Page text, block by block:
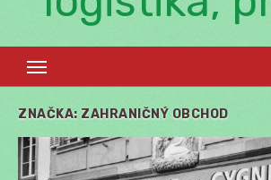
ZNAČKA: ZAHRANIČNÝ OBCHOD